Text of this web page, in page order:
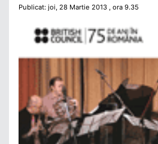
Publicat: joi, 28 Martie 2013 , ora 9.35